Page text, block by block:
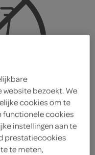
website bezoekt. We
cookies om te
functionele cookies
instellingen aan te
prestatiecookies
te meten,